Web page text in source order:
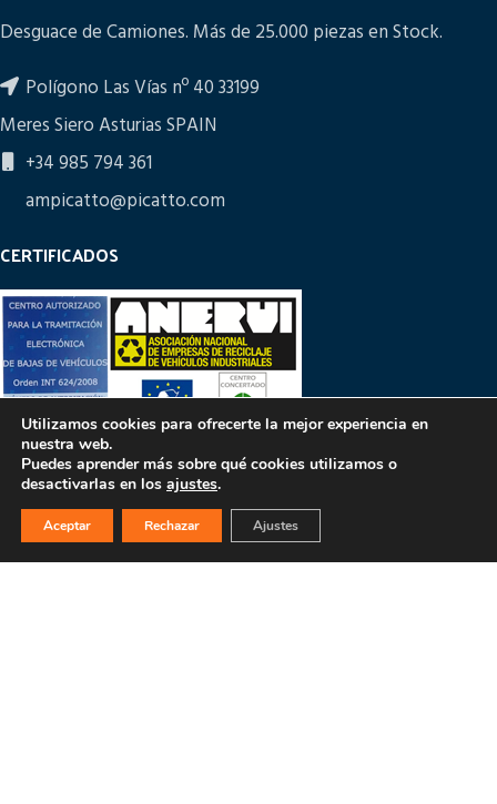
Desguace de Camiones. Más de 25.000 piezas en Stock.
Polígono Las Vías nº 40 33199
Meres Siero Asturias SPAIN
+34 985 794 361
ampicatto@picatto.com
CERTIFICADOS
PULSA PARA MÁS INFORMACIÓN
Utilizamos cookies para ofrecerte la mejor experiencia en
nuestra web.
Puedes aprender más sobre qué cookies utilizamos o
desactivarlas en los ajustes.
Aceptar Rechazar Ajustes